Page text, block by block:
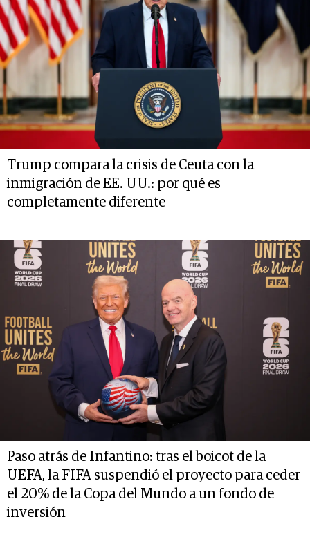
Trump compara la crisis de Ceuta con la
inmigración de EE. UU.: por qué es
completamente diferente
Paso atrás de Infantino: tras el boicot de la
UEFA, la FIFA suspendió el proyecto para ceder
el 20% de la Copa del Mundo a un fondo de
inversión